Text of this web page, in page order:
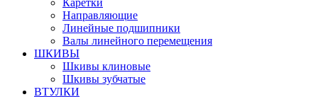
Каретки
Направляющие
Линейные подшипники
Валы линейного перемещения
ШКИВЫ
Шкивы клиновые
Шкивы зубчатые
ВТУЛКИ